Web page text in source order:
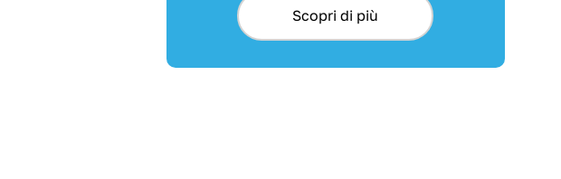
Scopri di più